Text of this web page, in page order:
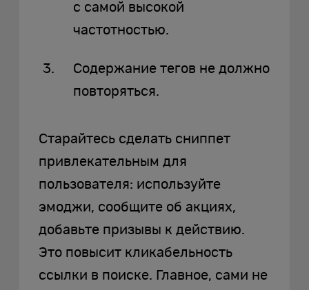
с самой высокой
частотностью.
Содержание тегов не должно
повторяться.
Старайтесь сделать сниппет
привлекательным для
пользователя: используйте
эмоджи, сообщите об акциях,
добавьте призывы к действию.
Это повысит кликабельность
ссылки в поиске. Главное, сами не